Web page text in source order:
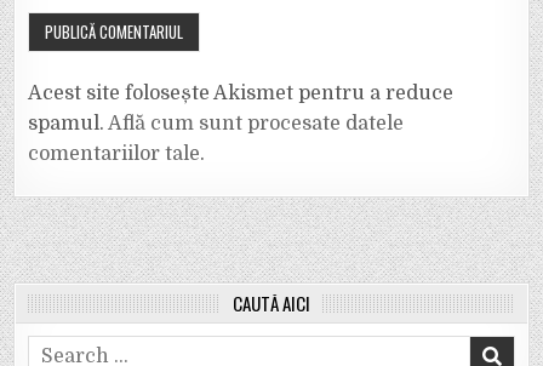
Acest site folosește Akismet pentru a reduce
spamul. Află cum sunt procesate datele
comentariilor tale.
CAUTĂ AICI
Search